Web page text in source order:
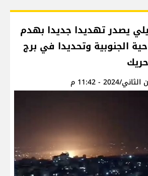
يصدر تهديدا جديدا بهدم
الجنوبية وتحديدا في برج